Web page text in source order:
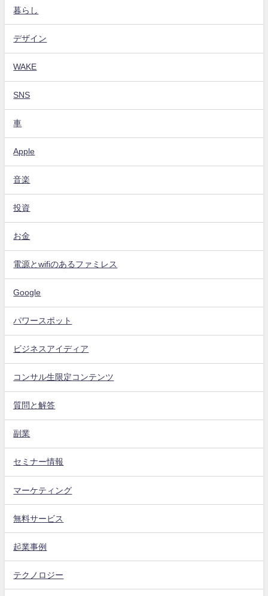
暮らし
デザイン
WAKE
SNS
車
Apple
音楽
投資
お金
電源とwifiのあるファミレス
Google
パワースポット
ビジネスアイディア
コンサル生限定コンテンツ
質問と解答
副業
セミナー情報
マーケティング
無料サービス
起業事例
テクノロジー